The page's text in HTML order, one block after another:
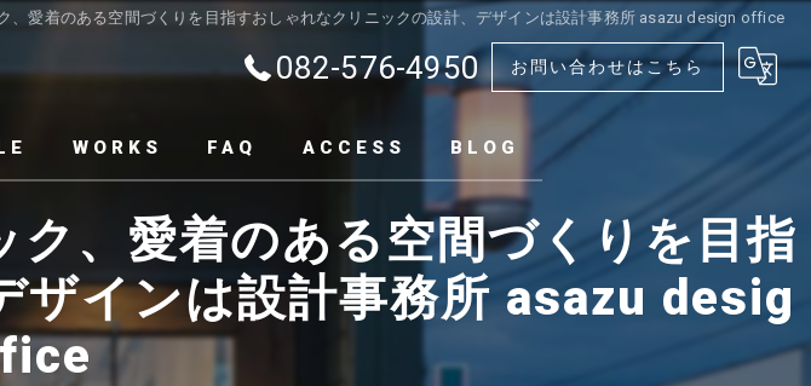
、愛着のある空間づくりを目指すおしゃれなクリニックの設計、デザインは設計事務所 asazu design office
082-576-4950 お問い合わせはこちら
WORKS FAQ ACCESS BLOG
、愛着のある空間づくりを目指
ザインは設計事務所 asazu desig